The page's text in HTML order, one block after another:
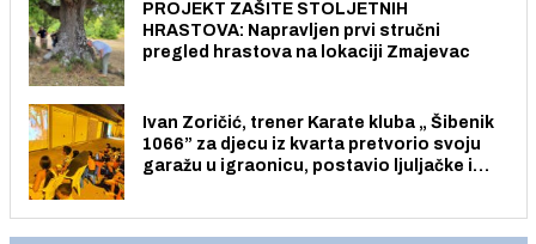
PROJEKT ZAŠITE STOLJETNIH
HRASTOVA: Napravljen prvi stručni
pregled hrastova na lokaciji Zmajevac
Ivan Zoričić, trener Karate kluba „ Šibenik
1066” za djecu iz kvarta pretvorio svoju
garažu u igraonicu, postavio ljuljačke i